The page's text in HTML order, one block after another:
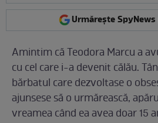
Urmărește
Amintim că Teodora Marcu a
cu cel care i-a devenit călău.
bărbatul care dezvoltase o
ajunsese să o urmărească,
vreamea când ea avea doar 15